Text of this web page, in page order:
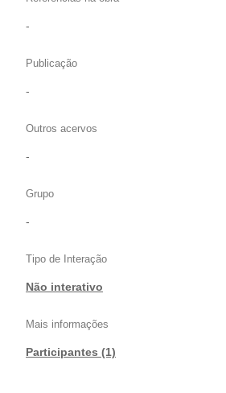
-
Publicação
-
Outros acervos
-
Grupo
-
Tipo de Interação
Não interativo
Mais informações
Participantes (1)